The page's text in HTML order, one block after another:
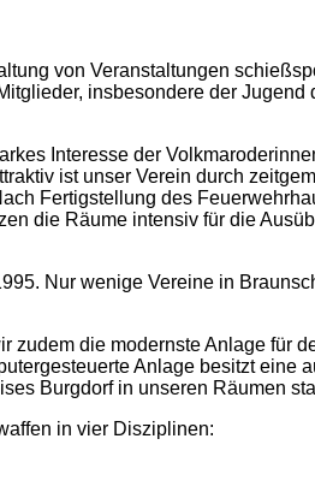
von Veranstaltungen
insbesondere der Jugend
Interesse der
ist unser Verein durch
Fertigstellung des
die Räume intensiv für die
Nur wenige Vereine in
zudem die modernste Anlage für
Anlage besitzt eine
Burgdorf in unseren Räumen
in vier Disziplinen: